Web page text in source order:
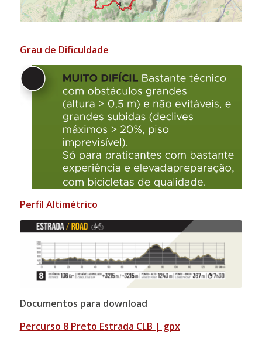
Grau de Dificuldade
Perfil Altimétrico
Documentos para download
Percurso 8 Preto Estrada CLB | gpx